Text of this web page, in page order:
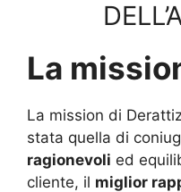
La
La mission di
stata quella di
ragionevoli ed
cliente, il miglior